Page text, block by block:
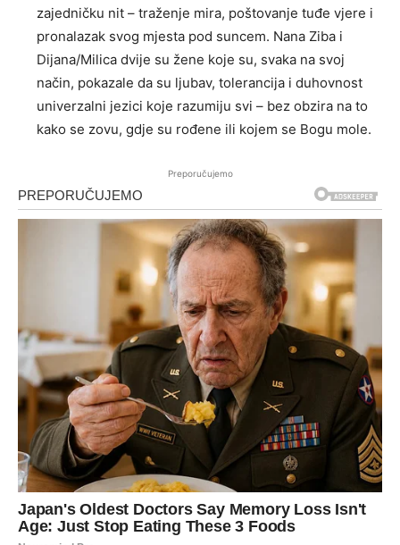
zajedničku nit – traženje mira, poštovanje tuđe vjere i
pronalazak svog mjesta pod suncem. Nana Ziba i
Dijana/Milica dvije su žene koje su, svaka na svoj
način, pokazale da su ljubav, tolerancija i duhovnost
univerzalni jezici koje razumiju svi – bez obzira na to
kako se zovu, gdje su rođene ili kojem se Bogu mole.
Preporučujemo